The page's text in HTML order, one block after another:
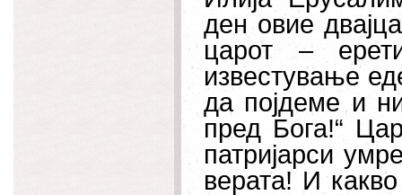
ден овие
царот –
известување
да појдеме и
пред Бога!“
патријарси
верата! И